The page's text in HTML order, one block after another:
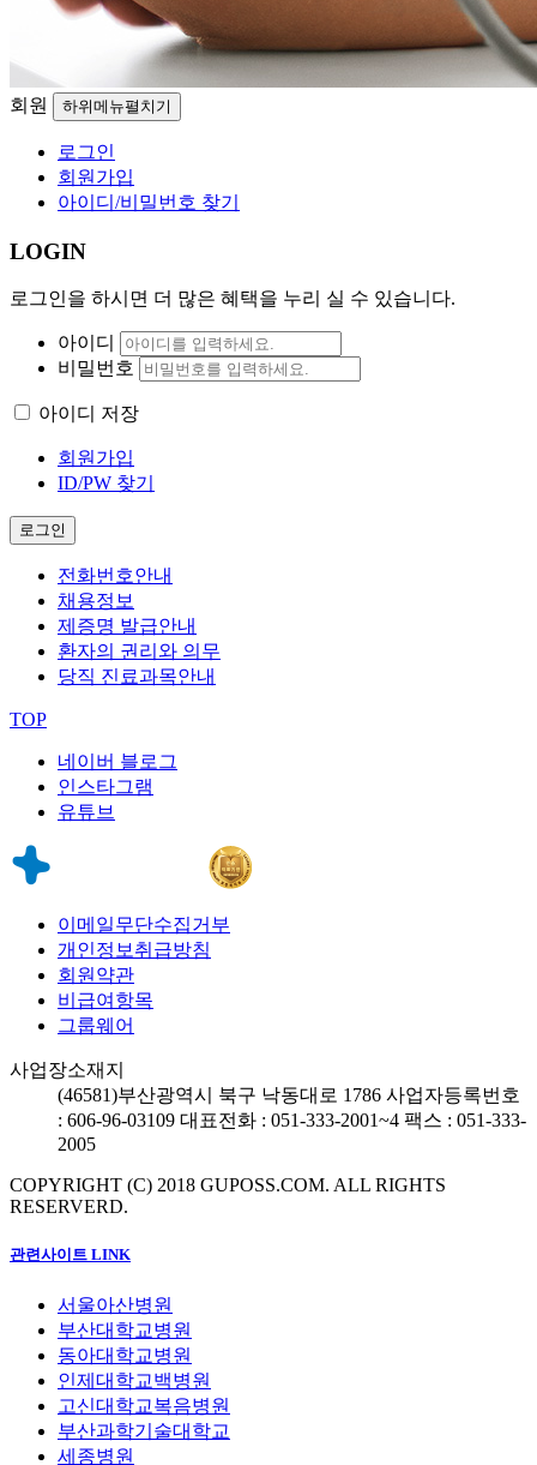
회원 하위메뉴펼치기
로그인
회원가입
아이디/비밀번호 찾기
LOGIN
로그인을 하시면 더 많은 혜택을 누리 실 수 있습니다.
아이디
비밀번호
아이디 저장
회원가입
ID/PW 찾기
로그인
전화번호안내
채용정보
제증명 발급안내
환자의 권리와 의무
당직 진료과목안내
TOP
네이버 블로그
인스타그램
유튜브
이메일무단수집거부
개인정보취급방침
회원약관
비급여항목
그룹웨어
사업장소재지
(46581)부산광역시 북구 낙동대로 1786 사업자등록번호
: 606-96-03109 대표전화 : 051-333-2001~4 팩스 : 051-333-
2005
COPYRIGHT (C) 2018 GUPOSS.COM. ALL RIGHTS
RESERVERD.
관련사이트 LINK
서울아산병원
부산대학교병원
동아대학교병원
인제대학교백병원
고신대학교복음병원
부산과학기술대학교
세종병원